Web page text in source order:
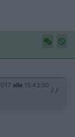
alle 15:43:50